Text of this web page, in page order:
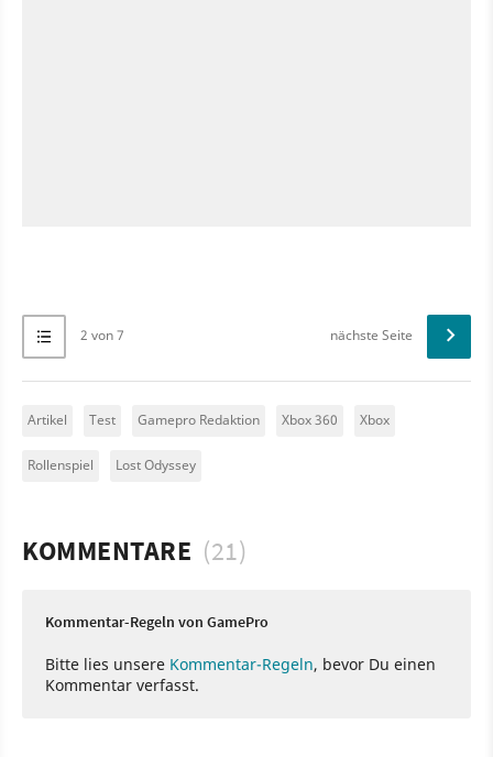
2 von 7 nächste Seite
Artikel Test Gamepro Redaktion Xbox 360 Xbox
Rollenspiel Lost Odyssey
KOMMENTARE (21)
Kommentar-Regeln von GamePro
Bitte lies unsere Kommentar-Regeln, bevor Du einen
Kommentar verfasst.